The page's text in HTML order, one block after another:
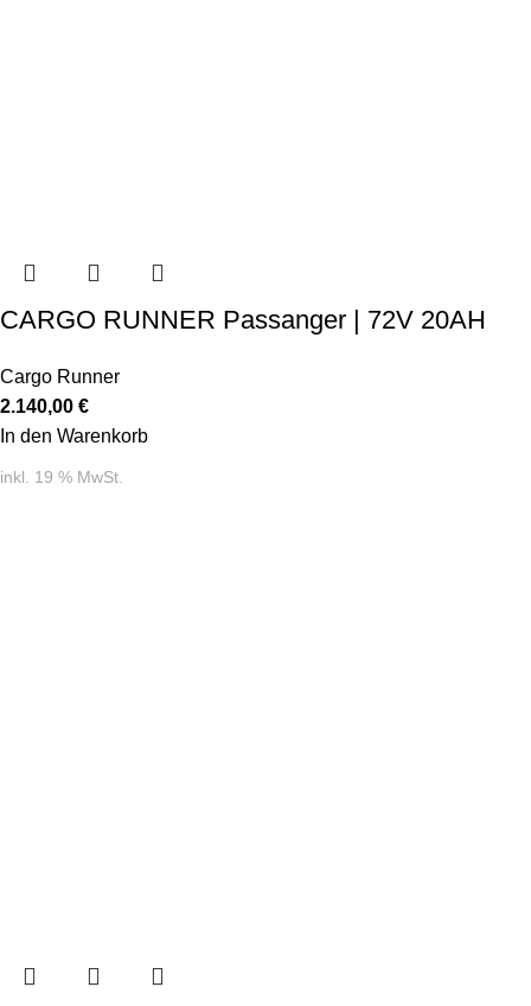
CARGO RUNNER Passanger | 72V 20AH
Cargo Runner
2.140,00 €
In den Warenkorb
inkl. 19 % MwSt.